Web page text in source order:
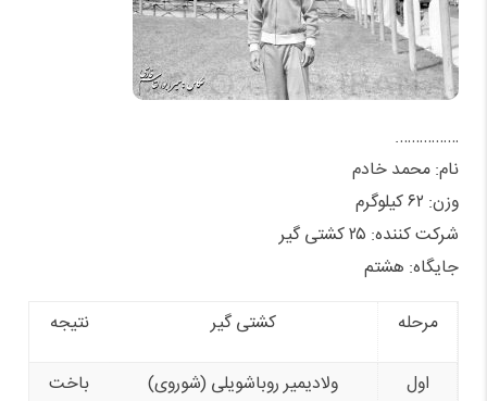
…………….
نام: محمد خادم
وزن: ۶۲ کیلوگرم
شرکت کننده: ۲۵ کشتی گیر
جایگاه: هشتم
مرحله
کشتی گیر نتیجه
اول ولادیمیر روباشویلی (شوروی) باخت